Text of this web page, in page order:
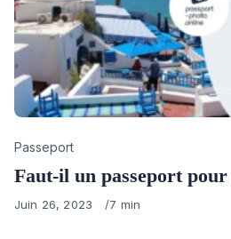
Category
Passeport
Faut-il un passeport
Published
Juin 26, 2023 7 min